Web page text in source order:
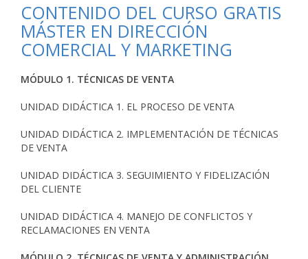
CONTENIDO DEL CURSO GRATIS
MÁSTER EN DIRECCIÓN
COMERCIAL Y MARKETING
MÓDULO 1. TÉCNICAS DE VENTA
UNIDAD DIDÁCTICA 1. EL PROCESO DE VENTA
UNIDAD DIDÁCTICA 2. IMPLEMENTACIÓN DE TÉCNICAS
DE VENTA
UNIDAD DIDÁCTICA 3. SEGUIMIENTO Y FIDELIZACIÓN
DEL CLIENTE
UNIDAD DIDÁCTICA 4. MANEJO DE CONFLICTOS Y
RECLAMACIONES EN VENTA